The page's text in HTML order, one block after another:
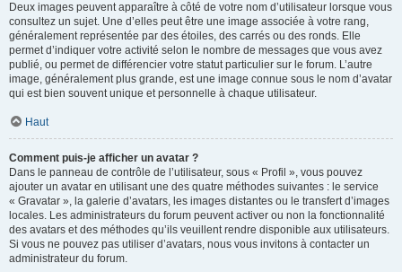
Deux images peuvent apparaître à côté de votre nom d’utilisateur lorsque vous
consultez un sujet. Une d’elles peut être une image associée à votre rang,
généralement représentée par des étoiles, des carrés ou des ronds. Elle
permet d’indiquer votre activité selon le nombre de messages que vous avez
publié, ou permet de différencier votre statut particulier sur le forum. L’autre
image, généralement plus grande, est une image connue sous le nom d’avatar
qui est bien souvent unique et personnelle à chaque utilisateur.
Haut
Comment puis-je afficher un avatar ?
Dans le panneau de contrôle de l’utilisateur, sous « Profil », vous pouvez
ajouter un avatar en utilisant une des quatre méthodes suivantes : le service
« Gravatar », la galerie d’avatars, les images distantes ou le transfert d’images
locales. Les administrateurs du forum peuvent activer ou non la fonctionnalité
des avatars et des méthodes qu’ils veuillent rendre disponible aux utilisateurs.
Si vous ne pouvez pas utiliser d’avatars, nous vous invitons à contacter un
administrateur du forum.